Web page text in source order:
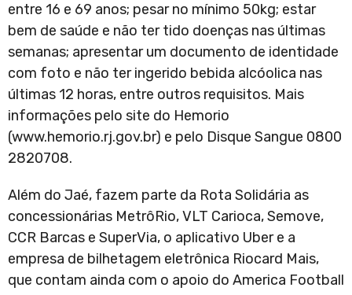
entre 16 e 69 anos; pesar no mínimo 50kg; estar
bem de saúde e não ter tido doenças nas últimas
semanas; apresentar um documento de identidade
com foto e não ter ingerido bebida alcóolica nas
últimas 12 horas, entre outros requisitos. Mais
informações pelo site do Hemorio
(www.hemorio.rj.gov.br) e pelo Disque Sangue 0800
2820708.
Além do Jaé, fazem parte da Rota Solidária as
concessionárias MetrôRio, VLT Carioca, Semove,
CCR Barcas e SuperVia, o aplicativo Uber e a
empresa de bilhetagem eletrônica Riocard Mais,
que contam ainda com o apoio do America Football